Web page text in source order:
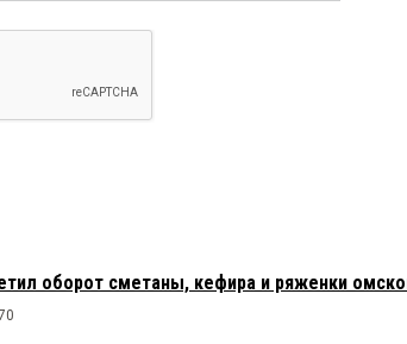
оборот сметаны, кефира и ряженки